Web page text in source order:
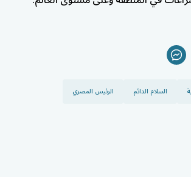
السلام الدائم
الرئيس المصري